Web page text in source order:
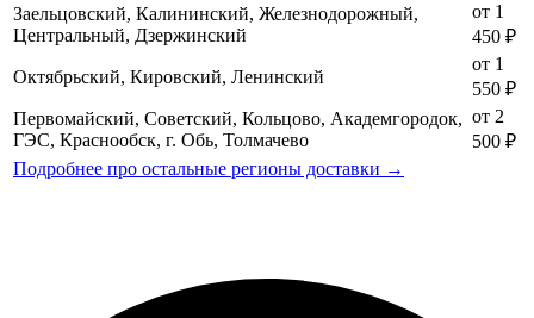
Заельцовский, Калининский, Железнодорожный,
Центральный, Дзержинский
от 1
450 ₽
Октябрьский, Кировский, Ленинский
от 1
550 ₽
Первомайский, Советский, Кольцово, Академгородок,
ГЭС, Краснообск, г. Обь, Толмачево
от 2
500 ₽
Подробнее про остальные регионы доставки →